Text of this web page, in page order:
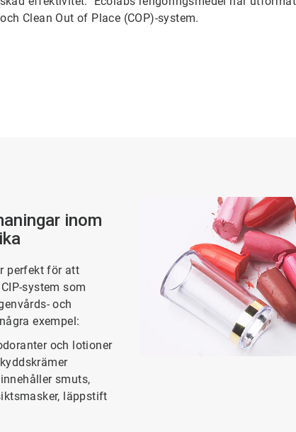
Clean Out of Place (COP)-system.
inom
perfekt för att
system som
och
exempel:
och lotioner
smuts,
läppstift